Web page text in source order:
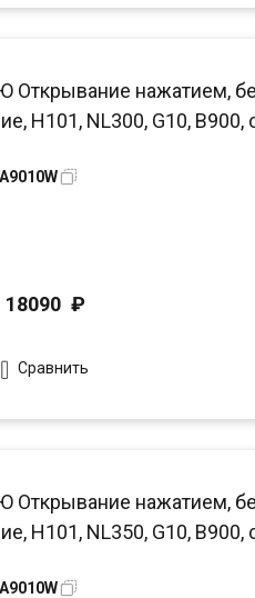
Открывание нажатием,
H101, NL300, G10,
18090 ₽
Сравнить
Открывание нажатием,
H101, NL350, G10,